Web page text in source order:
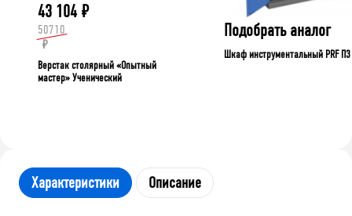
43 104 ₽
50710
₽
Верстак столярный «Опытный
мастер» Ученический
Подобрать аналог
Шкаф инструментальный PRF П3
Характеристики Описание